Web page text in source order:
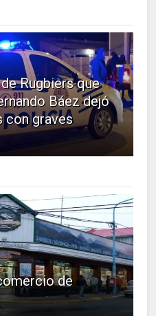
Rugbiers que
Báez dejó
con graves
de